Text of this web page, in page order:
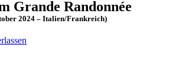
Grande Randonnée
2024 – Italien/Frankreich)